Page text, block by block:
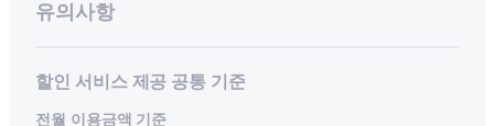
유의사항
할인 서비스 제공 공통 기준
전월 이용금액 기준